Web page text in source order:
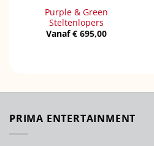
Purple & Green
Steltenlopers
Vanaf€ 695,00
PRIMA ENTERTAINMENT